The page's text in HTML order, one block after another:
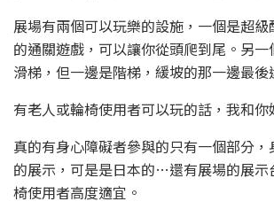
展場有兩個可以玩樂的設施，一個是超
的通關遊戲，可以讓你從頭爬到尾。另
滑梯，但一邊是階梯，緩坡的那一邊最後
有老人或輪椅使用者可以玩的話，我和你
真的有身心障礙者參與的只有一個部分
的展示，可是是日本的…還有展場的展示
椅使用者高度適宜。